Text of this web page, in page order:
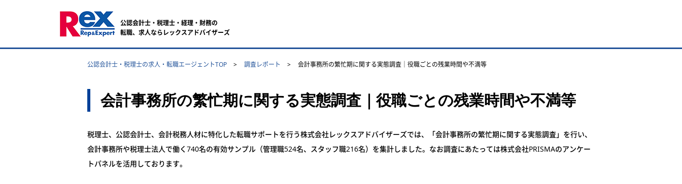
公認会計士・税理士・経理・財務の
転職、求人ならレックスアドバイザーズ
公認会計士・税理士の求人・転職エージェントTOP 調査レポート 会計事務所の繁忙期に関する実態調査｜役職ごとの残業時間や不満等
会計事務所の繁忙期に関する実態調査｜役職ごとの残業時間や不満等
税理士、公認会計士、会計税務人材に特化した転職サポートを行う株式会社レックスアドバイザーズでは、「会計事務所の繁忙期に関する実態調査」を行い、
会計事務所や税理士法人で働く740名の有効サンプル（管理職524名、スタッフ職216名）を集計しました。なお調査にあたっては株式会社PRISMAのアンケー
トパネルを活用しております。